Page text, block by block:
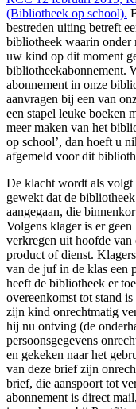
(Bibliotheek op school).
bestreden uiting betreft
bibliotheek waarin
uw kind op dit moment
bibliotheekabonnement.
abonnement in onze
aanvragen bij een van
een stapel leuke boeken
meer maken van het
op school’, dan hoeft u
afgemeld voor dit
De klacht wordt als volgt
gewekt dat de
aangegaan, die
Volgens klager is er
verkregen uit hoofde van
product of dienst.
van de juf in de klas een
heeft de bibliotheek er
overeenkomst tot stand
zijn kind onrechtmatig
hij nu ontving (de
persoonsgegevens
en gekeken naar het
van deze brief zijn
brief, die aanspoort tot
abonnement is direct